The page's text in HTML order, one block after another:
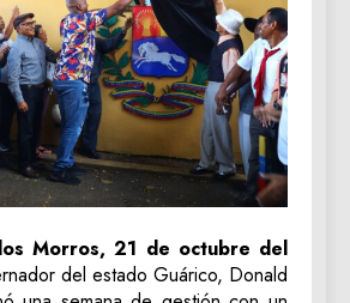
Morros, 21 de octubre del
del estado Guárico, Donald